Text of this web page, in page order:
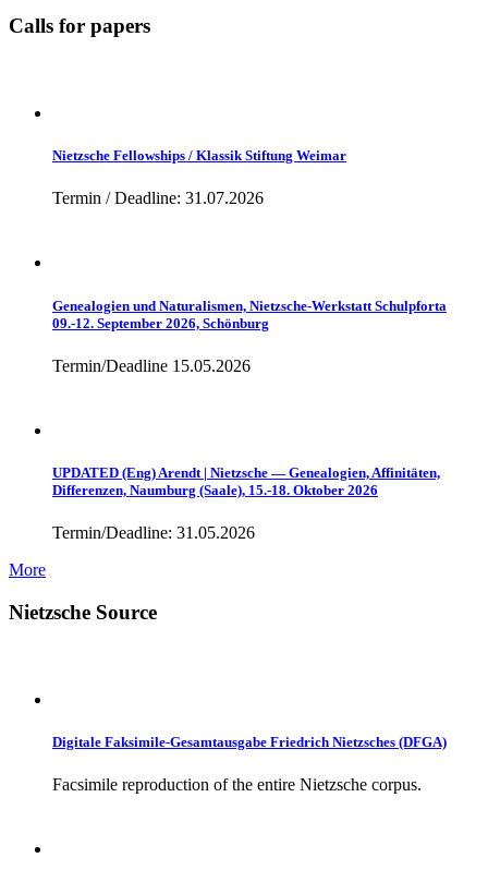
Calls for papers
Nietzsche Fellowships / Klassik Stiftung Weimar
Termin / Deadline: 31.07.2026
Genealogien und Naturalismen, Nietzsche-Werkstatt Schulpforta
09.-12. September 2026, Schönburg
Termin/Deadline 15.05.2026
UPDATED (Eng) Arendt | Nietzsche — Genealogien, Affinitäten,
Differenzen, Naumburg (Saale), 15.-18. Oktober 2026
Termin/Deadline: 31.05.2026
More
Nietzsche Source
Digitale Faksimile-Gesamtausgabe Friedrich Nietzsches (DFGA)
Facsimile reproduction of the entire Nietzsche corpus.